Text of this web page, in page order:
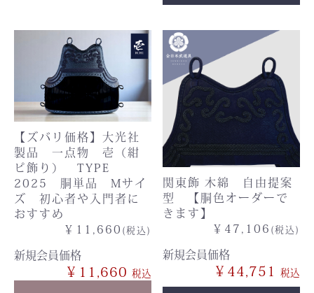
【ズバリ価格】大光社
製品 一点物 壱（紺
ピ飾り） TYPE
2025 胴単品 Mサイ
ズ 初心者や入門者に
おすすめ
￥11,660 (税込)
新規会員価格
￥11,660
関東飾 木綿 自由提案
型 【胴色オーダーで
きます】
￥47,106 (税込)
新規会員価格
￥44,751